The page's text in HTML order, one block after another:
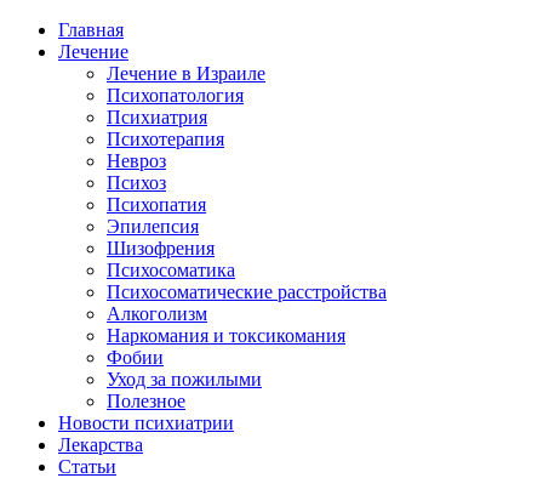
Главная
Лечение
Лечение в Израиле
Психопатология
Психиатрия
Психотерапия
Невроз
Психоз
Психопатия
Эпилепсия
Шизофрения
Психосоматика
Психосоматические расстройства
Алкоголизм
Наркомания и токсикомания
Фобии
Уход за пожилыми
Полезное
Новости психиатрии
Лекарства
Статьи